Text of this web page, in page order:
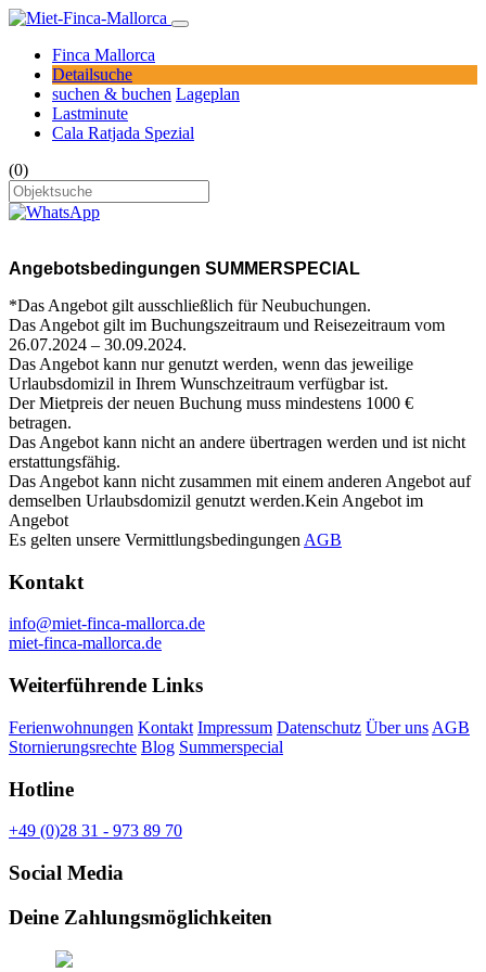
Finca Mallorca
Detailsuche
suchen & buchen Lageplan
Lastminute
Cala Ratjada Spezial
(0)
Angebotsbedingungen SUMMERSPECIAL
*Das Angebot gilt ausschließlich für Neubuchungen.
Das Angebot gilt im Buchungszeitraum und Reisezeitraum vom
26.07.2024 – 30.09.2024.
Das Angebot kann nur genutzt werden, wenn das jeweilige
Urlaubsdomizil in Ihrem Wunschzeitraum verfügbar ist.
Der Mietpreis der neuen Buchung muss mindestens 1000 €
betragen.
Das Angebot kann nicht an andere übertragen werden und ist nicht
erstattungsfähig.
Das Angebot kann nicht zusammen mit einem anderen Angebot auf
demselben Urlaubsdomizil genutzt werden.Kein Angebot im
Angebot
Es gelten unsere Vermittlungsbedingungen AGB
Kontakt
info@miet-finca-mallorca.de
miet-finca-mallorca.de
Weiterführende Links
Ferienwohnungen Kontakt Impressum Datenschutz Über uns AGB
Stornierungsrechte Blog Summerspecial
Hotline
+49 (0)28 31 - 973 89 70
Social Media
Deine Zahlungsmöglichkeiten